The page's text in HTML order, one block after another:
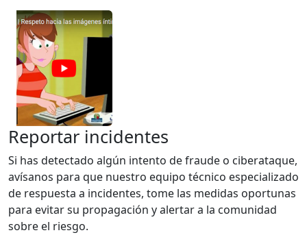
Reportar incidentes
Si has detectado algún intento de fraude o ciberataque,
avísanos para que nuestro equipo técnico especializado
de respuesta a incidentes, tome las medidas oportunas
para evitar su propagación y alertar a la comunidad
sobre el riesgo.